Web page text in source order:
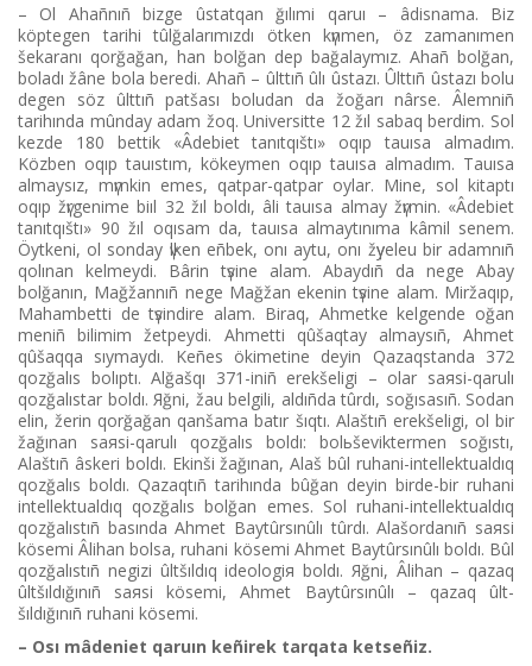
– Ol Ahañnıñ bіzge ûstatqan ğılımi qaruı – âdіsnama. Bіz
köptegen tarihi tûlğalarımızdı ötken kүnmen, öz zamanımen
šekaranı qorğağan, han bolğan dep bağalaymız. Ahañ bolğan,
boladı žâne bola beredі. Ahañ – ûlttıñ ûlı ûstazı. Ûlttıñ ûstazı bolu
degen söz ûlttıñ patšası boludan da žoğarı nârse. Âlemnіñ
tarihında mûnday adam žoq. Universitte 12 žıl sabaq berdіm. Sol
kezde 180 bettіk «Âdebiet tanıtqıštı» oqıp tauısa almadım.
Közben oqıp tauıstım, kökeymen oqıp tauısa almadım. Tauısa
almaysız, mүmkіn emes, qatpar-qatpar oylar. Mіne, sol kіtaptı
oqıp žүrgenіme biıl 32 žıl boldı, âlі tauısa almay žүrmіn. «Âdebiet
tanıtqıštı» 90 žıl oqısam da, tauısa almaytınıma kâmіl senem.
Öytkenі, ol sonday үlken eñbek, onı aytu, onı žүyeleu bіr adamnıñ
qolınan kelmeydі. Bârіn tүsіne alam. Abaydıñ da nege Abay
bolğanın, Mağžannıñ nege Mağžan ekenіn tүsіne alam. Mіržaqıp,
Mahambettі de tүsіndіre alam. Bіraq, Ahmetke kelgende oğan
menіñ bіlіmіm žetpeydі. Ahmettі qûšaqtay almaysıñ, Ahmet
qûšaqqa sıymaydı. Keñes ökіmetіne deyіn Qazaqstanda 372
qozğalıs bolıptı. Alğašqı 371-іnіñ erekšelіgі – olar saяsi-qarulı
qozğalıstar boldı. Яğni, žau belgіlі, aldıñda tûrdı, soğısasıñ. Sodan
elіn, žerіn qorğağan qanšama batır šıqtı. Alaštıñ erekšelіgі, ol bіr
žağınan saяsi-qarulı qozğalıs boldı: bolьševiktermen soğıstı,
Alaštıñ âskerі boldı. Ekіnšі žağınan, Alaš bûl ruhani-intellektualdıq
qozğalıs boldı. Qazaqtıñ tarihında bûğan deyіn bіrde-bіr ruhani
intellektualdıq qozğalıs bolğan emes. Sol ruhani-intellektualdıq
qozğalıstıñ basında Ahmet Baytûrsınûlı tûrdı. Alašordanıñ saяsi
kösemі Âlihan bolsa, ruhani kösemі Ahmet Baytûrsınûlı boldı. Bûl
qozğalıstıñ negіzі ûltšıldıq ideologiя boldı. Яğni, Âlihan – qazaq
ûltšıldığınıñ saяsi kösemі, Ahmet Baytûrsınûlı – qazaq ûlt-
šıldığınıñ ruhani kösemі.
– Osı mâdeniet qaruın keñіrek tarqata ketseñіz.